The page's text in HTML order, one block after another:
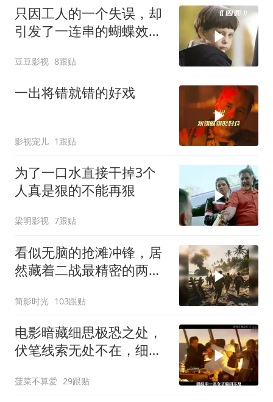
只因工人的一个失误，却
引发了一连串的蝴蝶效
豆豆影视 8跟贴
一出将错就错的好戏
影视宠儿 1跟贴
为了一口水直接干掉3个
人真是狠的不能再狠
梁明影视 7跟贴
看似无脑的抢滩冲锋，居
然藏着二战最精密的两栖
简影时光 103跟贴
电影暗藏细思极恐之处，
伏笔线索无处不在，细节
菠菜不算爱 29跟贴